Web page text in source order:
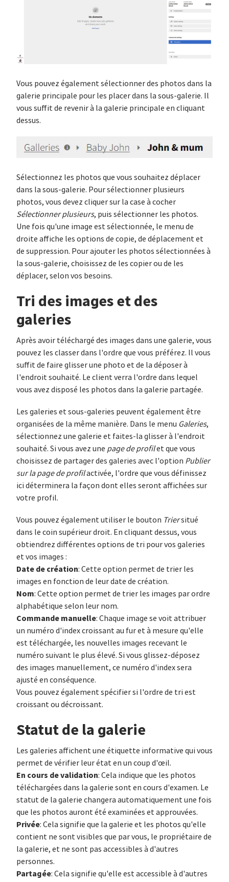
Vous pouvez également sélectionner des photos dans la
galerie principale pour les placer dans la sous-galerie. Il
vous suffit de revenir à la galerie principale en cliquant
dessus.
Sélectionnez les photos que vous souhaitez déplacer
dans la sous-galerie. Pour sélectionner plusieurs
photos, vous devez cliquer sur la case à cocher
Sélectionner plusieurs, puis sélectionner les photos.
Une fois qu'une image est sélectionnée, le menu de
droite affiche les options de copie, de déplacement et
de suppression. Pour ajouter les photos sélectionnées à
la sous-galerie, choisissez de les copier ou de les
déplacer, selon vos besoins.
Tri des images et des
galeries
Après avoir téléchargé des images dans une galerie, vous
pouvez les classer dans l'ordre que vous préférez. Il vous
suffit de faire glisser une photo et de la déposer à
l'endroit souhaité. Le client verra l'ordre dans lequel
vous avez disposé les photos dans la galerie partagée.
Les galeries et sous-galeries peuvent également être
organisées de la même manière. Dans le menu Galeries,
sélectionnez une galerie et faites-la glisser à l'endroit
souhaité. Si vous avez une page de profilet que vous
choisissez de partager des galeries avec l'option Publier
sur la page de profilactivée, l'ordre que vous définissez
ici déterminera la façon dont elles seront affichées sur
votre profil.
Vous pouvez également utiliser le bouton Triersitué
dans le coin supérieur droit. En cliquant dessus, vous
obtiendrez différentes options de tri pour vos galeries
et vos images :
Date de création: Cette option permet de trier les
images en fonction de leur date de création.
Nom: Cette option permet de trier les images par ordre
alphabétique selon leur nom.
Commande manuelle: Chaque image se voit attribuer
un numéro d'index croissant au fur et à mesure qu'elle
est téléchargée, les nouvelles images recevant le
numéro suivant le plus élevé. Si vous glissez-déposez
des images manuellement, ce numéro d'index sera
ajusté en conséquence.
Vous pouvez également spécifier si l'ordre de tri est
croissant ou décroissant.
Statut de la galerie
Les galeries affichent une étiquette informative qui vous
permet de vérifier leur état en un coup d'œil.
En cours de validation: Cela indique que les photos
téléchargées dans la galerie sont en cours d'examen. Le
statut de la galerie changera automatiquement une fois
que les photos auront été examinées et approuvées.
Privée: Cela signifie que la galerie et les photos qu'elle
contient ne sont visibles que par vous, le propriétaire de
la galerie, et ne sont pas accessibles à d'autres
personnes.
Partagée: Cela signifie qu'elle est accessible à d'autres